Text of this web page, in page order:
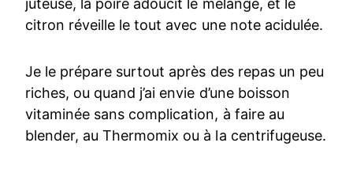
juteuse, la poire adoucit le mélange, et le
citron réveille le tout avec une note acidulée.
Je le prépare surtout après des repas un peu
riches, ou quand j’ai envie d’une boisson
vitaminée sans complication, à faire au
blender, au Thermomix ou à la centrifugeuse.